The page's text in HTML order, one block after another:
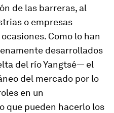
de las barreras, al
o empresas
Como lo han
desarrollados
del río Yangtsé— el
del mercado por lo
en un
que pueden hacerlo los